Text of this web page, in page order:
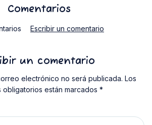
Comentarios
Escribir un comentario
un comentario
electrónico no será publicada. Los
obligatorios están marcados *